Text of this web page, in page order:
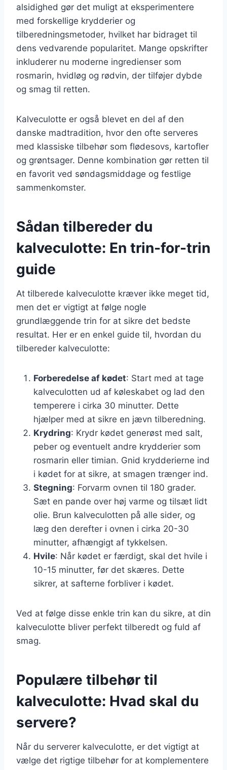
alsidighed gør det muligt at eksperimentere
med forskellige krydderier og
tilberedningsmetoder, hvilket har bidraget til
dens vedvarende popularitet. Mange opskrifter
inkluderer nu moderne ingredienser som
rosmarin, hvidløg og rødvin, der tilføjer dybde
og smag til retten.
Kalveculotte er også blevet en del af den
danske madtradition, hvor den ofte serveres
med klassiske tilbehør som flødesovs, kartofler
og grøntsager. Denne kombination gør retten til
en favorit ved søndagsmiddage og festlige
sammenkomster.
Sådan tilbereder du
kalveculotte: En trin-for-trin
guide
At tilberede kalveculotte kræver ikke meget tid,
men det er vigtigt at følge nogle
grundlæggende trin for at sikre det bedste
resultat. Her er en enkel guide til, hvordan du
tilbereder kalveculotte:
Forberedelse af kødet: Start med at tage
kalveculotten ud af køleskabet og lad den
temperere i cirka 30 minutter. Dette
hjælper med at sikre en jævn tilberedning.
Krydring: Krydr kødet generøst med salt,
peber og eventuelt andre krydderier som
rosmarin eller timian. Gnid krydderierne ind
i kødet for at sikre, at smagen trænger ind.
Stegning: Forvarm ovnen til 180 grader.
Sæt en pande over høj varme og tilsæt lidt
olie. Brun kalveculotten på alle sider, og
læg den derefter i ovnen i cirka 20-30
minutter, afhængigt af tykkelsen.
Hvile: Når kødet er færdigt, skal det hvile i
10-15 minutter, før det skæres. Dette
sikrer, at safterne forbliver i kødet.
Ved at følge disse enkle trin kan du sikre, at din
kalveculotte bliver perfekt tilberedt og fuld af
smag.
Populære tilbehør til
kalveculotte: Hvad skal du
servere?
Når du serverer kalveculotte, er det vigtigt at
vælge det rigtige tilbehør for at komplementere